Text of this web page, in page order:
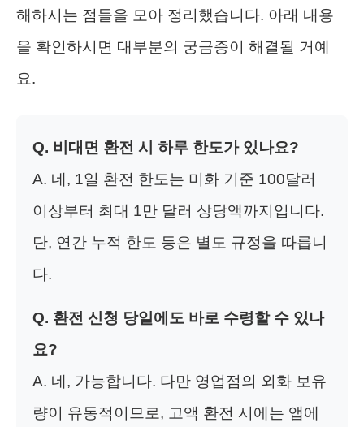
해하시는 점들을 모아 정리했습니다. 아래 내용
을 확인하시면 대부분의 궁금증이 해결될 거예
요.
Q. 비대면 환전 시 하루 한도가 있나요?
A. 네, 1일 환전 한도는 미화 기준 100달러
이상부터 최대 1만 달러 상당액까지입니다.
단, 연간 누적 한도 등은 별도 규정을 따릅니
다.
Q. 환전 신청 당일에도 바로 수령할 수 있나
요?
A. 네, 가능합니다. 다만 영업점의 외화 보유
량이 유동적이므로, 고액 환전 시에는 앱에